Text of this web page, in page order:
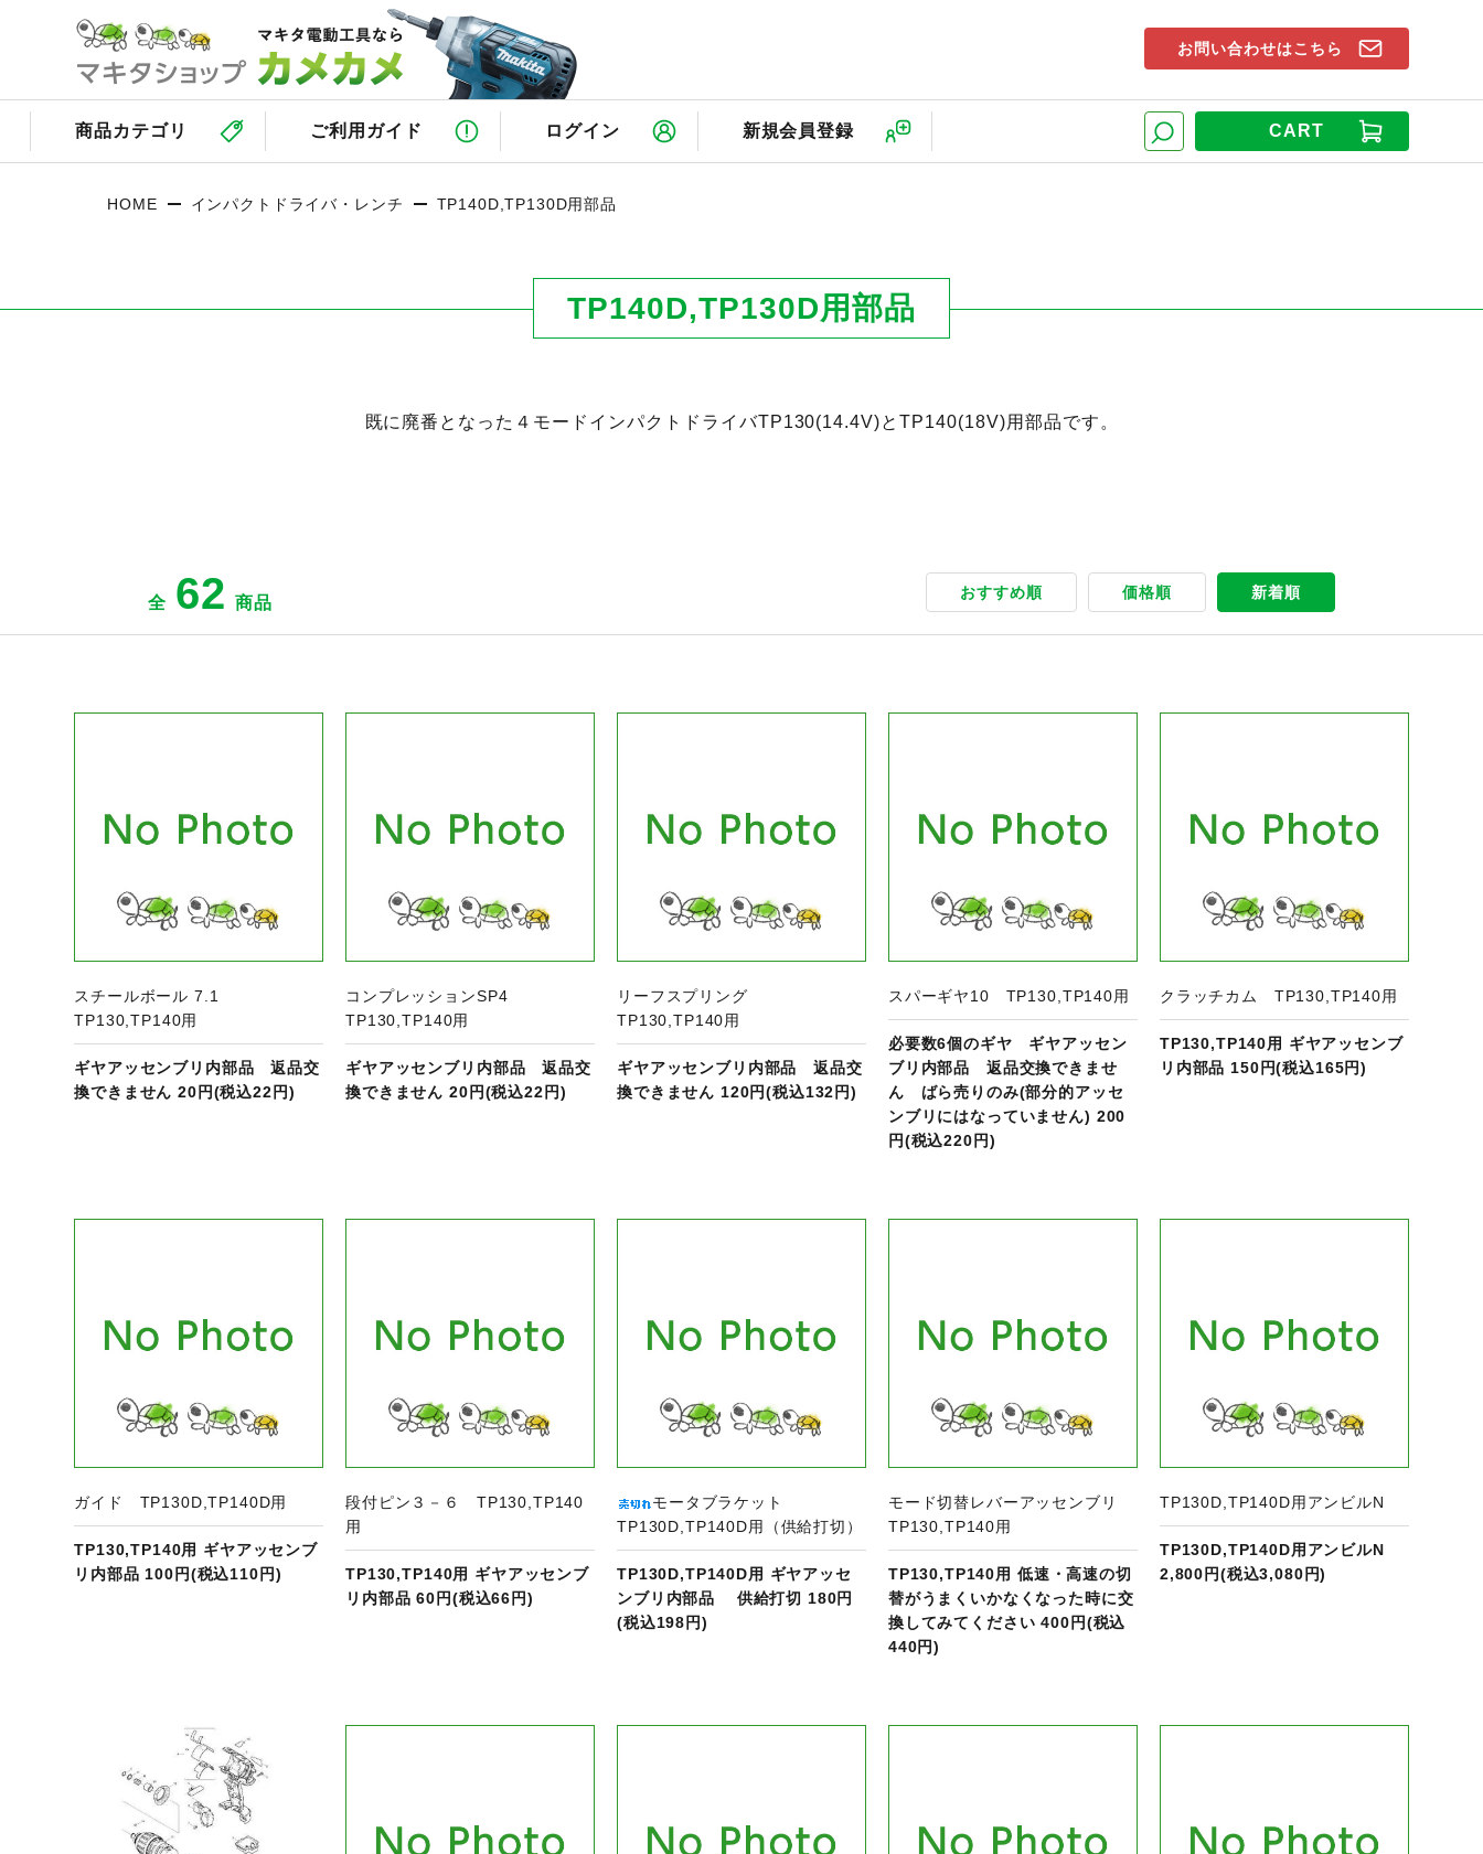
CART
商品カテゴリ ご利用ガイド ログイン 新規会員登録
お問い合わせはこちら
HOME インパクトドライバ・レンチ TP140D,TP130D用部品
TP140D,TP130D用部品
既に廃番となった４モードインパクトドライバTP130(14.4V)とTP140(18V)用部品です。
全 62 商品
おすすめ順 価格順 新着順
スチールボール 7.1
TP130,TP140用
ギヤアッセンブリ内部品 返品交
換できません 20円(税込22円)
コンプレッションSP4
TP130,TP140用
ギヤアッセンブリ内部品 返品交
換できません 20円(税込22円)
リーフスプリング
TP130,TP140用
ギヤアッセンブリ内部品 返品交
換できません 120円(税込132円)
スパーギヤ10 TP130,TP140用
必要数6個のギヤ ギヤアッセン
ブリ内部品 返品交換できませ
ん ばら売りのみ(部分的アッセ
ンブリにはなっていません) 200
円(税込220円)
クラッチカム TP130,TP140用
TP130,TP140用 ギヤアッセンブ
リ内部品 150円(税込165円)
ガイド TP130D,TP140D用
TP130,TP140用 ギヤアッセンブ
リ内部品 100円(税込110円)
段付ピン３－６ TP130,TP140
用
TP130,TP140用 ギヤアッセンブ
リ内部品 60円(税込66円)
モータブラケット
TP130D,TP140D用（供給打切）
TP130D,TP140D用 ギヤアッセ
ンブリ内部品 供給打切 180円
(税込198円)
モード切替レバーアッセンブリ
TP130,TP140用
TP130,TP140用 低速・高速の切
替がうまくいかなくなった時に交
換してみてください 400円(税込
440円)
TP130D,TP140D用アンビルN
TP130D,TP140D用アンビルN
2,800円(税込3,080円)
商品ページへ